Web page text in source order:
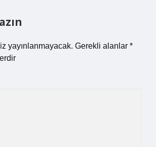
yayınlanmayacak. Gerekli alanlar *